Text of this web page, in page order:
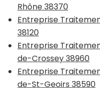
Rhône 38370
Entreprise
38120
Entreprise
de-Crossey 38960
Entreprise
de-St-Geoirs 38590